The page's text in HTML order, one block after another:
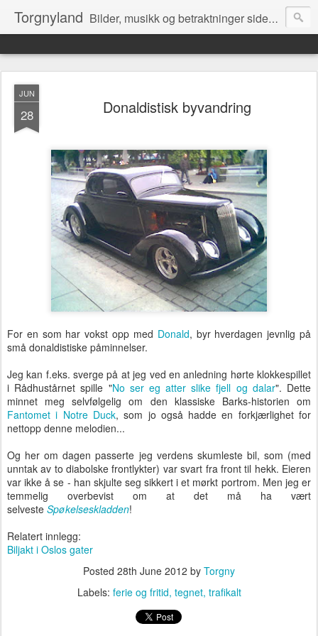
Torgnyland Bilder, musikk og betraktninger siden 2008
JUN
28 Donaldistisk byvandring
For en som har vokst opp med Donald, byr hverdagen jevnlig på
små donaldistiske påminnelser.
Jeg kan f.eks. sverge på at jeg ved en anledning hørte klokkespillet
i Rådhustårnet spille "No ser eg atter slike fjell og dalar". Dette
minnet meg selvfølgelig om den klassiske Barks-historien om
Fantomet i Notre Duck, som jo også hadde en forkjærlighet for
nettopp denne melodien...
Og her om dagen passerte jeg verdens skumleste bil, som (med
unntak av to diabolske frontlykter) var svart fra front til hekk. Eieren
var ikke å se - han skjulte seg sikkert i et mørkt portrom. Men jeg er
temmelig overbevist om at det må ha vært
selveste Spøkelseskladden!
Relatert innlegg:
Biljakt i Oslos gater
Posted 28th June 2012 by Torgny
Labels: ferie og fritid tegnet trafikalt